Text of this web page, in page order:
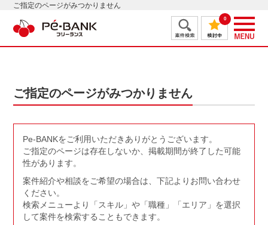
ご指定のページがみつかりません
0
ご指定のページがみつかりません
Pe-BANKをご利用いただきありがとうございます。
ご指定のページは存在しないか、掲載期間が終了した可能
性があります。
案件紹介や相談をご希望の場合は、下記よりお問い合わせ
ください。
検索メニューより「スキル」や「職種」「エリア」を選択
して案件を検索することもできます。